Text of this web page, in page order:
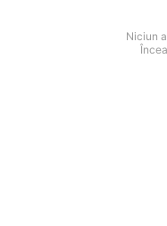
Niciun